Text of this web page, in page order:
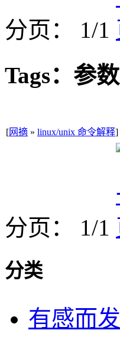
分页： 1/1
Tags：参数
[网摘 » linux/unix 命令解释]
分页： 1/1
分类
有感而发